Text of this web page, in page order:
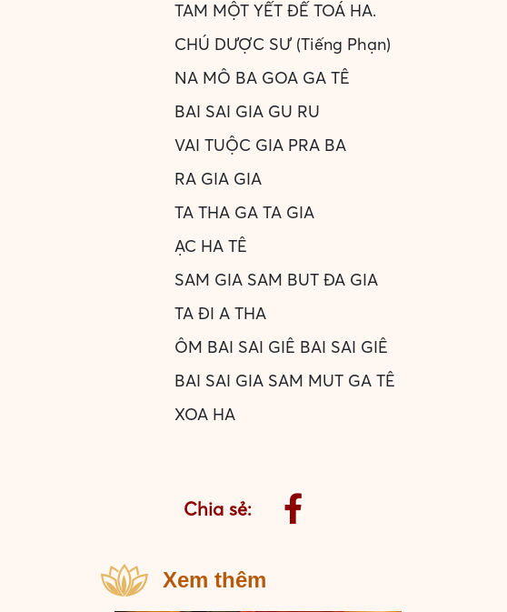
TAM MỘT YẾT ĐẾ TOÁ HA.
CHÚ DƯỢC SƯ (Tiếng Phạn)
NA MÔ BA GOA GA TÊ
BAI SAI GIA GU RU
VAI TUỘC GIA PRA BA
RA GIA GIA
TA THA GA TA GIA
ẠC HA TÊ
SAM GIA SAM BUT ĐA GIA
TA ĐI A THA
ÔM BAI SAI GIÊ BAI SAI GIÊ
BAI SAI GIA SAM MUT GA TÊ
XOA HA
Chia sẻ:
Xem thêm